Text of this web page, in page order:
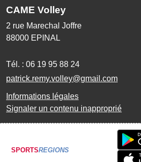
CAME Volley
2 rue Marechal Joffre
88000 EPINAL
Tél. : 06 19 95 88 24
patrick.remy.volley@gmail.com
Informations légales
Signaler un contenu inapproprié
SPORTSREGIONS